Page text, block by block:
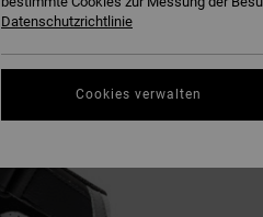
Datenschutzrichtlinie
Cookies verwalten